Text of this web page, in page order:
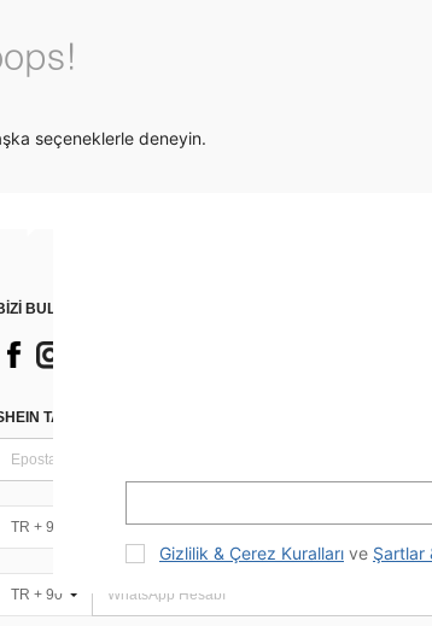
seçeneklerle deneyin.
BULUN
TARZI HABERLER IÇIN KAYDOLUN
TR + 90
TR + 90
Gizlilik & Çerez Kuralları ve Şartlar